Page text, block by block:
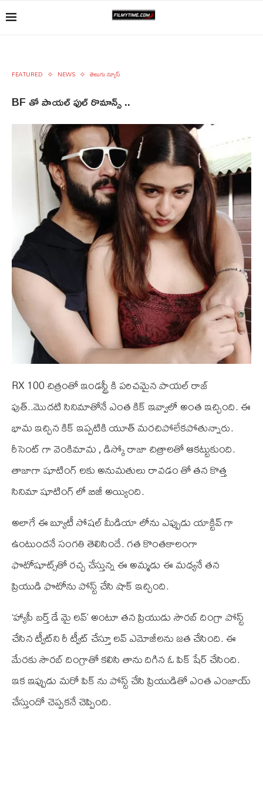
FEATURED NEWS తెలుగు న్యూస్
BF తో పాయల్ ఫుల్ రొమాన్స్ ..
RX 100 చిత్రంతో ఇండస్ట్రీ కి పరిచమైన పాయల్ రాజ్
పుత్..మొదటి సినిమాతోనే ఎంత కిక్ ఇవ్వాలో అంత ఇచ్చింది. ఈ
భామ ఇచ్చిన కిక్ ఇప్పటికి యూత్ మరచిపోలేకపోతున్నారు.
రీసెంట్ గా వెంకిమామ , డిస్కో రాజా చిత్రాలతో ఆకట్టుకుంది.
తాజాగా షూటింగ్ లకు అనుమతులు రావడం తో తన కొత్త
సినిమా షూటింగ్ లో బిజీ అయ్యింది.
అలాగే ఈ బ్యూటీ సోషల్ మీడియా లోను ఎప్పుడు యాక్టివ్ గా
ఉంటుందనే సంగతి తెలిసిందే. గత కొంతకాలంగా
ఫొటోషూట్స్‌తో రచ్చ చేస్తున్న ఈ అమ్మడు ఈ మధ్యనే తన
ప్రియుడి ఫొటోను పోస్ట్ చేసి షాక్ ఇచ్చింది.
‘హ్యాపీ బర్త్ డే మై లవ్’ అంటూ తన ప్రియుడు సౌరబ్ దింగ్రా పోస్ట్
చేసిన ట్వీట్‌ని రీ ట్వీట్ చేస్తూ లవ్ ఎమోజీలను జత చేసింది. ఈ
మేరకు సౌరబ్ దింగ్రాతో కలిసి తాను దిగిన ఓ పిక్ షేర్ చేసింది.
ఇక ఇప్పుడు మరో పిక్ ను పోస్ట్ చేసి ప్రియుడితో ఎంత ఎంజాయ్
చేస్తుందో చెప్పకనే చెప్పింది.